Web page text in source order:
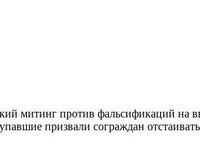
митинг против фальсификаций на
призвали сограждан